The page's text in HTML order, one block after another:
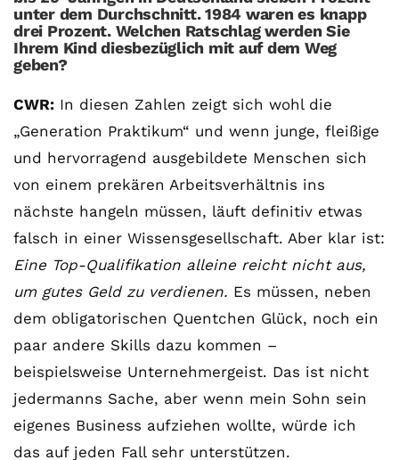
unter dem Durchschnitt. 1984 waren es knapp
drei Prozent. Welchen Ratschlag werden Sie
Ihrem Kind diesbezüglich mit auf dem Weg
geben?
CWR: In diesen Zahlen zeigt sich wohl die
„Generation Praktikum“ und wenn junge, fleißige
und hervorragend ausgebildete Menschen sich
von einem prekären Arbeitsverhältnis ins
nächste hangeln müssen, läuft definitiv etwas
falsch in einer Wissensgesellschaft. Aber klar ist:
Eine Top-Qualifikation alleine reicht nicht aus,
um gutes Geld zu verdienen. Es müssen, neben
dem obligatorischen Quentchen Glück, noch ein
paar andere Skills dazu kommen –
beispielsweise Unternehmergeist. Das ist nicht
jedermanns Sache, aber wenn mein Sohn sein
eigenes Business aufziehen wollte, würde ich
das auf jeden Fall sehr unterstützen.